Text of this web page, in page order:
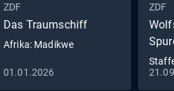
ZDF
Das Traumschiff
Afrika: Madikwe
01.01.2026
ZDF
der